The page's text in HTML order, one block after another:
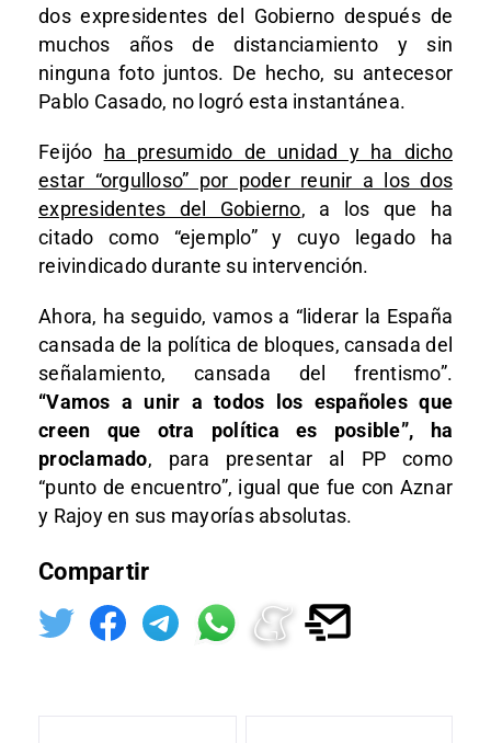
dos expresidentes del Gobierno después de
muchos años de distanciamiento y sin
ninguna foto juntos. De hecho, su antecesor
Pablo Casado, no logró esta instantánea.
Feijóo ha presumido de unidad y ha dicho
estar “orgulloso” por poder reunir a los dos
expresidentes del Gobierno, a los que ha
citado como “ejemplo” y cuyo legado ha
reivindicado durante su intervención.
Ahora, ha seguido, vamos a “liderar la España
cansada de la política de bloques, cansada del
señalamiento, cansada del frentismo”.
“Vamos a unir a todos los españoles que
creen que otra política es posible”, ha
proclamado, para presentar al PP como
“punto de encuentro”, igual que fue con Aznar
y Rajoy en sus mayorías absolutas.
Compartir